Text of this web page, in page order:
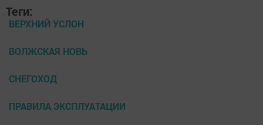
Теги:
ВЕРХНИЙ УСЛОН
ВОЛЖСКАЯ НОВЬ
СНЕГОХОД
ПРАВИЛА ЭКСПЛУАТАЦИИ